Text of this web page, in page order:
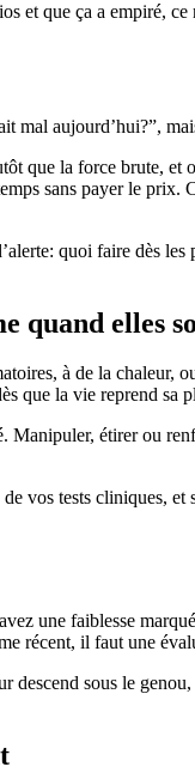
et que ça a empiré,
aujourd’hui?”,
que la force brute, et
sans payer le
quoi faire dès
quand elles
à de la chaleur,
que la vie reprend sa
étirer ou
vos tests cliniques,
une faiblesse
récent, il faut une
descend sous le